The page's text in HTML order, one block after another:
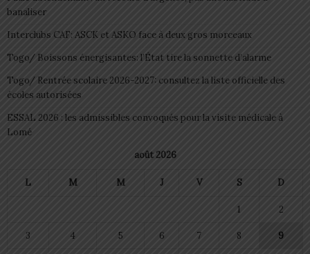
banaliser
Interclubs CAF: ASCK et ASKO face à deux gros morceaux
Togo/ Boissons énergisantes: l’État tire la sonnette d’alarme
Togo/ Rentrée scolaire 2026-2027: consultez la liste officielle des
écoles autorisées
ESSAL 2026 : les admissibles convoqués pour la visite médicale à
Lomé
août 2026
L M M J V S D
1 2
3 4 5 6 7 8 9